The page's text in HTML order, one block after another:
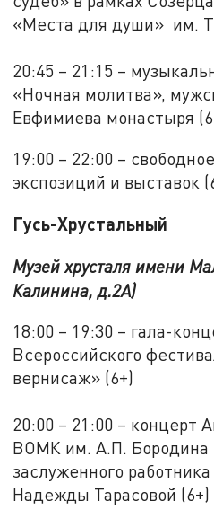
«Места для души» им.
20:45 – 21:15 –
«Ночная молитва»,
Евфимиева монастыря
19:00 – 22:00 –
экспозиций и выставок
Гусь-Хрустальный
Музей хрусталя имени
Калинина, д.2А)
18:00 – 19:30 – гала-
Всероссийского
вернисаж» (6+)
20:00 – 21:00 – концерт
ВОМК им. А.П. Бородина
заслуженного
Надежды Тарасовой (6+)